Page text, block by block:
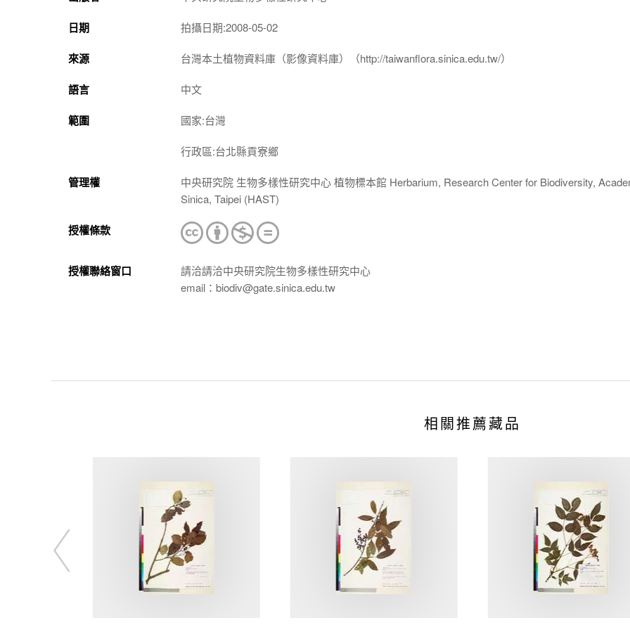
日期 拍攝日期:2008-05-02
來源 台灣本土植物資料庫（影像資料庫）（http://taiwanflora.sinica.edu.tw/）
語言 中文
範圍 國家:台灣
行政區:台北縣貢寮鄉
管理權
中央研究院 生物多樣性研究中心 植物標本館 Herbarium, Research Center for Biodiversity,
Sinica, Taipei (HAST)
授權條款
授權聯絡窗口
請洽請洽中央研究院生物多樣性研究中心
email：biodiv@gate.sinica.edu.tw
相關推薦藏品